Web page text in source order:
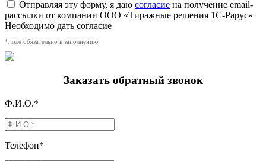
Отправляя эту форму, я даю согласие на получение email-
рассылки от компании ООО «Тиражные решения 1С-Рарус»
Необходимо дать согласие
*поле обязательно к заполнению
Заказать обратный звонок
Ф.И.О.*
Телефон*